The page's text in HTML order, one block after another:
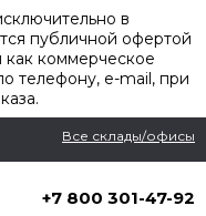
в
публичной офертой
как коммерческое
телефону, e-mail, при
Все склады/офисы
+7 800 301-47-92